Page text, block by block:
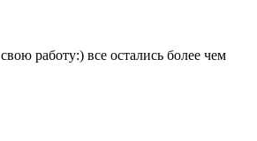
работу:) все остались более чем